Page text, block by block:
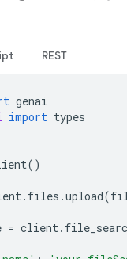
REST
genai
import types
()
. files .upload(
= client.